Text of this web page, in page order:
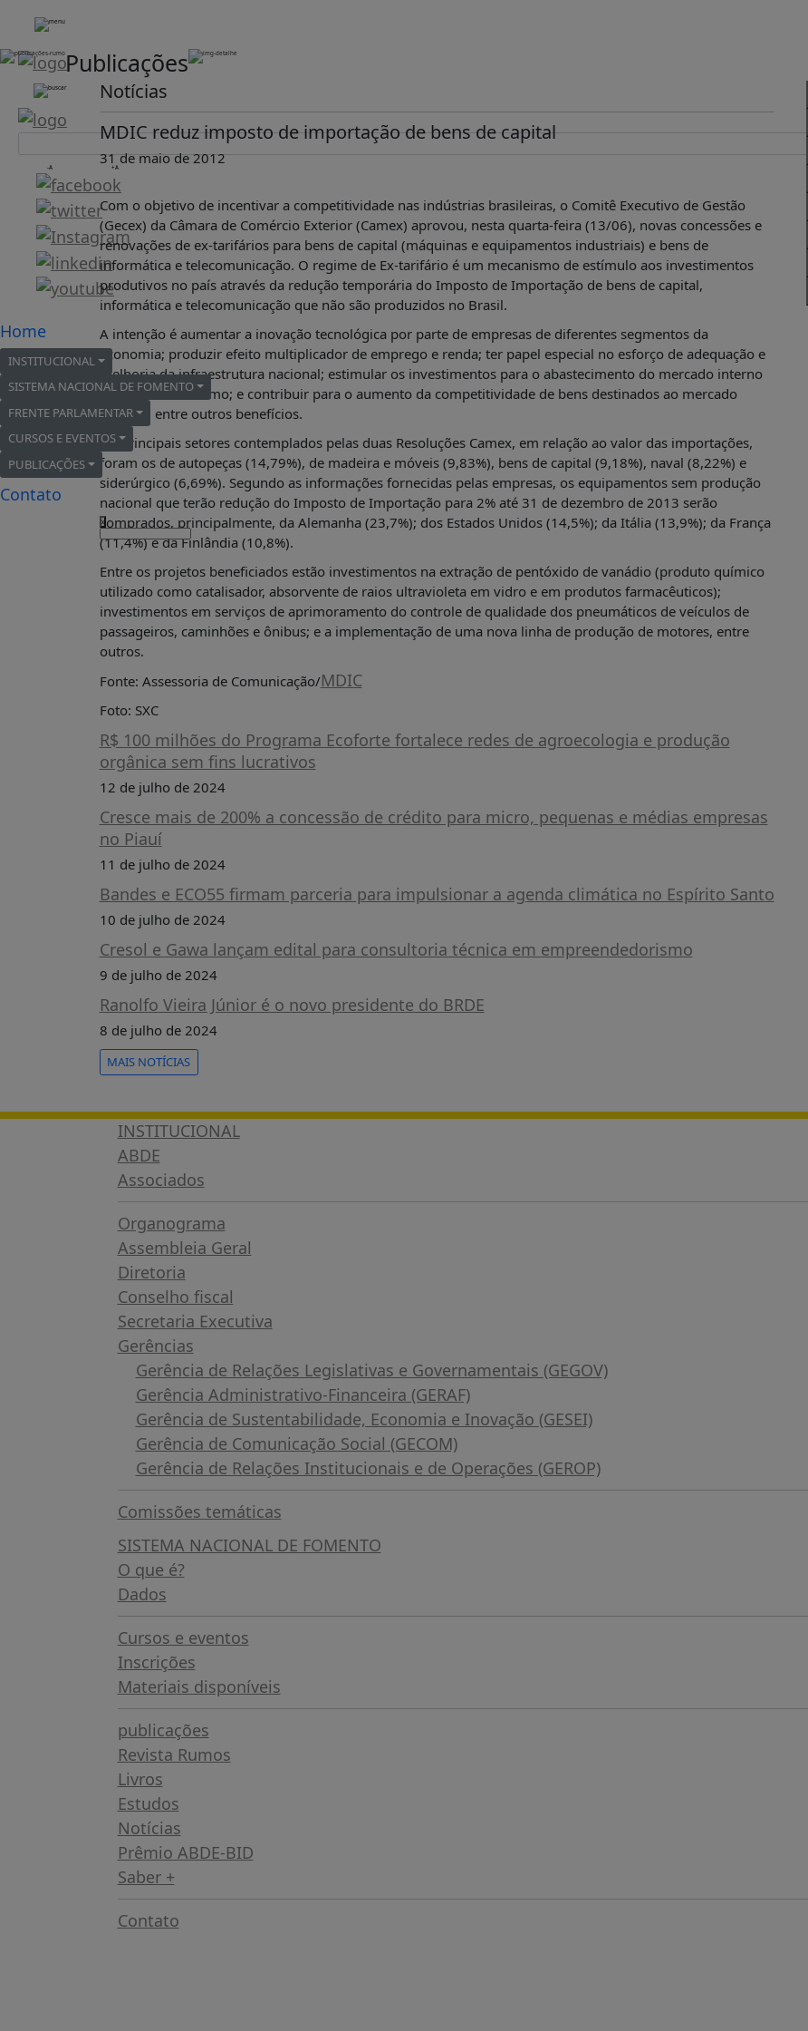
HOME
INSTITUCIONAL
ABDE
ORGANOGRAMA
COMISSÕES
TEMÁTICAS
SISTEMA
NACIONAL
FOMENTO
O
QUE
É?
DADOS
FRENTE
PARLAMENTAR
SOBRE
A
FRENTE
INFORMAÇÕES
INSCRIÇÕES
DISPONÍVEIS
PUBLICAÇÕES
-A +A
Home
INSTITUCIONAL
SISTEMA NACIONAL DE FOMENTO
FRENTE PARLAMENTAR
CURSOS E EVENTOS
PUBLICAÇÕES
Contato
x
Publicações
Notícias
MDIC reduz imposto de importação de bens de capital
31 de maio de 2012
Com o objetivo de incentivar a competitividade nas indústrias brasileiras, o Comitê Executivo de Gestão
(Gecex) da Câmara de Comércio Exterior (Camex) aprovou, nesta quarta-feira (13/06), novas concessões e
renovações de ex-tarifários para bens de capital (máquinas e equipamentos industriais) e bens de
informática e telecomunicação. O regime de Ex-tarifário é um mecanismo de estímulo aos investimentos
produtivos no país através da redução temporária do Imposto de Importação de bens de capital,
informática e telecomunicação que não são produzidos no Brasil.
A intenção é aumentar a inovação tecnológica por parte de empresas de diferentes segmentos da
economia; produzir efeito multiplicador de emprego e renda; ter papel especial no esforço de adequação e
melhoria da infraestrutura nacional; estimular os investimentos para o abastecimento do mercado interno
de bens de consumo; e contribuir para o aumento da competitividade de bens destinados ao mercado
externo, entre outros benefícios.
Os principais setores contemplados pelas duas Resoluções Camex, em relação ao valor das importações,
foram os de autopeças (14,79%), de madeira e móveis (9,83%), bens de capital (9,18%), naval (8,22%) e
siderúrgico (6,69%). Segundo as informações fornecidas pelas empresas, os equipamentos sem produção
nacional que terão redução do Imposto de Importação para 2% até 31 de dezembro de 2013 serão
comprados, principalmente, da Alemanha (23,7%); dos Estados Unidos (14,5%); da Itália (13,9%); da França
(11,4%) e da Finlândia (10,8%).
Entre os projetos beneficiados estão investimentos na extração de pentóxido de vanádio (produto químico
utilizado como catalisador, absorvente de raios ultravioleta em vidro e em produtos farmacêuticos);
investimentos em serviços de aprimoramento do controle de qualidade dos pneumáticos de veículos de
passageiros, caminhões e ônibus; e a implementação de uma nova linha de produção de motores, entre
outros.
Fonte: Assessoria de Comunicação/MDIC
Foto: SXC
R$ 100 milhões do Programa Ecoforte fortalece redes de agroecologia e produção
orgânica sem fins lucrativos
12 de julho de 2024
Cresce mais de 200% a concessão de crédito para micro, pequenas e médias empresas
no Piauí
11 de julho de 2024
Bandes e ECO55 firmam parceria para impulsionar a agenda climática no Espírito Santo
10 de julho de 2024
Cresol e Gawa lançam edital para consultoria técnica em empreendedorismo
9 de julho de 2024
Ranolfo Vieira Júnior é o novo presidente do BRDE
8 de julho de 2024
MAIS NOTÍCIAS
INSTITUCIONAL
ABDE
Associados
Organograma
Assembleia Geral
Diretoria
Conselho fiscal
Secretaria Executiva
Gerências
Gerência de Relações Legislativas e Governamentais (GEGOV)
Gerência Administrativo-Financeira (GERAF)
Gerência de Sustentabilidade, Economia e Inovação (GESEI)
Gerência de Comunicação Social (GECOM)
Gerência de Relações Institucionais e de Operações (GEROP)
Comissões temáticas
SISTEMA NACIONAL DE FOMENTO
O que é?
Dados
Cursos e eventos
Inscrições
Materiais disponíveis
publicações
Revista Rumos
Livros
Estudos
Notícias
Prêmio ABDE-BID
Saber +
Contato